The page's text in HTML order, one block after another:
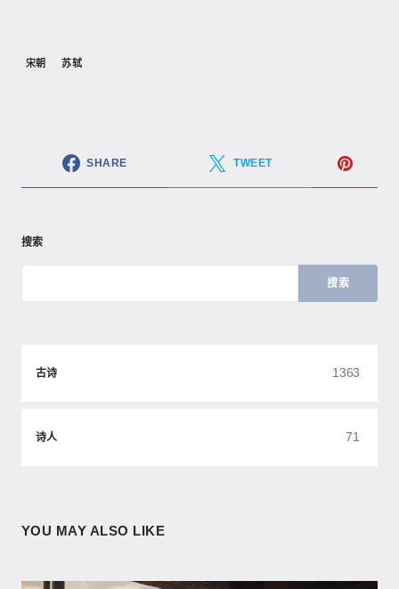
宋朝 苏轼
SHARE TWEET
搜索
搜索
古诗 1363
诗人 71
YOU MAY ALSO LIKE